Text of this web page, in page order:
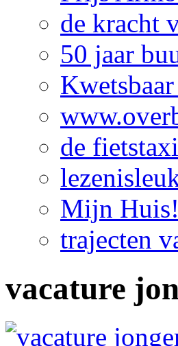
de kracht
50 jaar
de
Mijn
trajecten
vacature